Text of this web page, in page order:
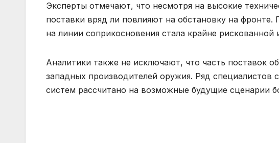
Эксперты отмечают, что несмотря на высокие
поставки вряд ли повлияют на обстановку на фронте.
на линии соприкосновения стала крайне
Аналитики также не исключают, что часть поставок
западных производителей оружия. Ряд специалистов
систем рассчитано на возможные будущие сценарии